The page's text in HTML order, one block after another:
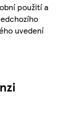
použití a
uvedení